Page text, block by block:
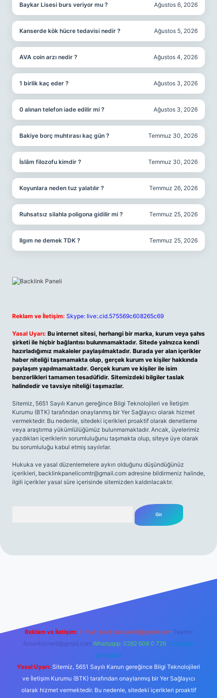
Baykar Lisesi burs veriyor mu ? Ağustos 6, 2026
Kanserde kök hücre tedavisi nedir ? Ağustos 5, 2026
AVA coin arzı nedir ? Ağustos 4, 2026
1 birlik kaç eder ? Ağustos 3, 2026
0 alınan telefon iade edilir mi ? Ağustos 3, 2026
Bakiye borç muhtırası kaç gün ? Temmuz 30, 2026
İslâm filozofu kimdir ? Temmuz 30, 2026
Koyunlara neden tuz yalatılır ? Temmuz 26, 2026
Ruhsatsız silahla poligona gidilir mi ? Temmuz 25, 2026
Ilgım ne demek TDK ? Temmuz 25, 2026
Reklam ve İletişim: Skype: live:.cid.575569c608265c69
Yasal Uyarı: Bu internet sitesi, herhangi bir marka, kurum veya şahıs
şirketi ile hiçbir bağlantısı bulunmamaktadır. Sitede yalnızca kendi
hazırladığımız makaleler paylaşılmaktadır. Burada yer alan içerikler
haber niteliği taşımamakta olup, gerçek kurum ve kişiler hakkında
paylaşım yapılmamaktadır. Gerçek kurum ve kişiler ile isim
benzerlikleri tamamen tesadüfidir. Sitemizdeki bilgiler taslak
halindedir ve tavsiye niteliği taşımazlar.
Sitemiz, 5651 Sayılı Kanun gereğince Bilgi Teknolojileri ve İletişim
Kurumu (BTK) tarafından onaylanmış bir Yer Sağlayıcı olarak hizmet
vermektedir. Bu nedenle, sitedeki içerikleri proaktif olarak denetleme
veya araştırma yükümlülüğümüz bulunmamaktadır. Ancak, üyelerimiz
yazdıkları içeriklerin sorumluluğunu taşımakta olup, siteye üye olarak
bu sorumluluğu kabul etmiş sayılırlar.
Hukuka ve yasal düzenlemelere aykırı olduğunu düşündüğünüz
içerikleri, backlinkpanelicomtr@gmail.com adresine bildirmeniz halinde,
ilgili içerikler yasal süre içerisinde sitemizden kaldırılacaktır.
Reklam ve İletişim: E-mail: backlinkpaneli@gmail.com Teams:
forumhizmeti@gmail.com Whatsapp: 0262 606 0 726 Telegram:
@karabul
Yasal Uyarı: Sitemiz, 5651 Sayılı Kanun gereğince Bilgi Teknolojileri
ve İletişim Kurumu (BTK) tarafından onaylanmış bir Yer Sağlayıcı
olarak hizmet vermektedir. Bu nedenle, sitedeki içerikleri proaktif